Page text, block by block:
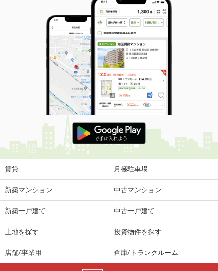
賃貸 月極駐車場
新築マンション 中古マンション
新築一戸建て 中古一戸建て
土地を探す 投資物件を探す
店舗/事業用 倉庫/トランクルーム